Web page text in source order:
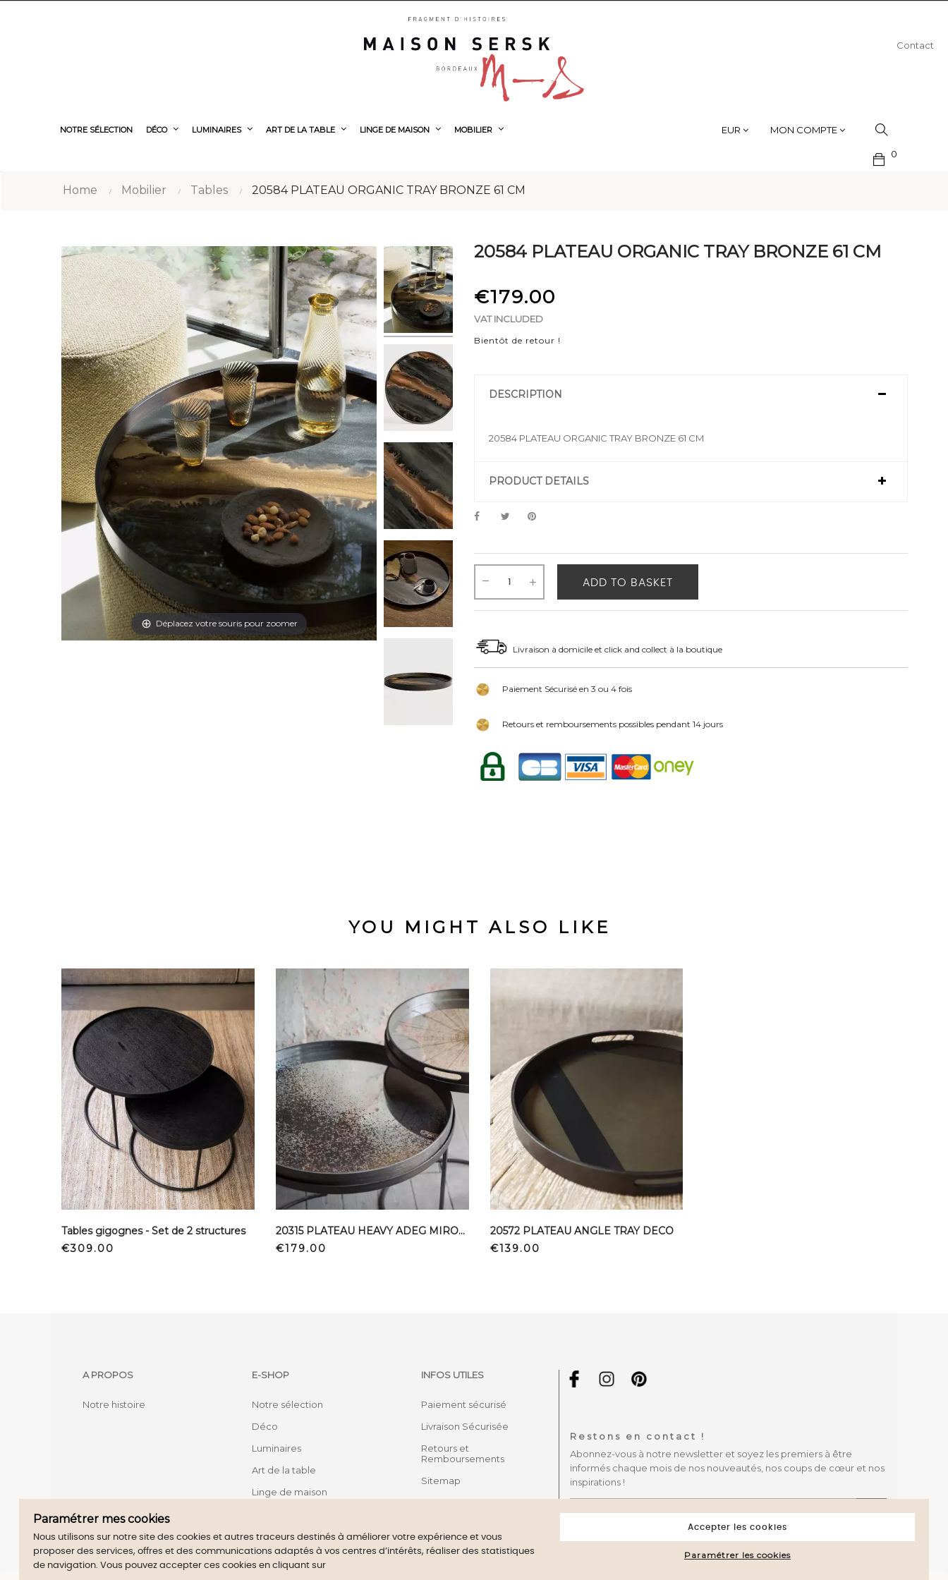
Contact
NOTRE SÉLECTION DÉCO LUMINAIRES ART DE LA TABLE LINGE DE MAISON MOBILIER EUR MON COMPTE
0
Home Mobilier Tables 20584 PLATEAU ORGANIC TRAY BRONZE 61 CM
Déplacez votre souris pour zoomer
20584 PLATEAU ORGANIC TRAY BRONZE 61 CM
€179.00
VAT INCLUDED
Bientôt de retour !
DESCRIPTION
20584 PLATEAU ORGANIC TRAY BRONZE 61 CM
PRODUCT DETAILS
ADD TO BASKET
Livraison à domicile et click and collect à la boutique
Paiement Sécurisé en 3 ou 4 fois
Retours et remboursements possibles pendant 14 jours
YOU MIGHT ALSO LIKE
Tables gigognes - Set de 2 structures
Price
€309.00
20315 PLATEAU HEAVY ADEG MIROR D61
Price
€179.00
20572 PLATEAU ANGLE TRAY DECO
Price
€139.00
A PROPOS
Notre histoire
E-SHOP
Notre sélection
Déco
Luminaires
Art de la table
Linge de maison
INFOS UTILES
Paiement sécurisé
Livraison Sécurisée
Retours et
Remboursements
Sitemap
Restons en contact !
Abonnez-vous à notre newsletter et soyez les premiers à être
informés chaque mois de nos nouveautés, nos coups de cœur et nos
inspirations !
OK
Merchant approved by Guaranteed Reviews Company,
Paramétrer mes cookies
Nous utilisons sur notre site des cookies et autres traceurs destinés à améliorer votre expérience et vous
proposer des services, offres et des communications adaptés à vos centres d’intérêts, réaliser des statistiques
de navigation. Vous pouvez accepter ces cookies en cliquant sur
Accepter les cookies
Paramétrer les cookies